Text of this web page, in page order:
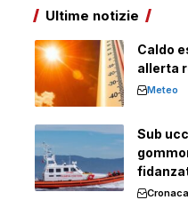
Ultime notizie
Caldo
allerta
Meteo
Sub
Cronaca